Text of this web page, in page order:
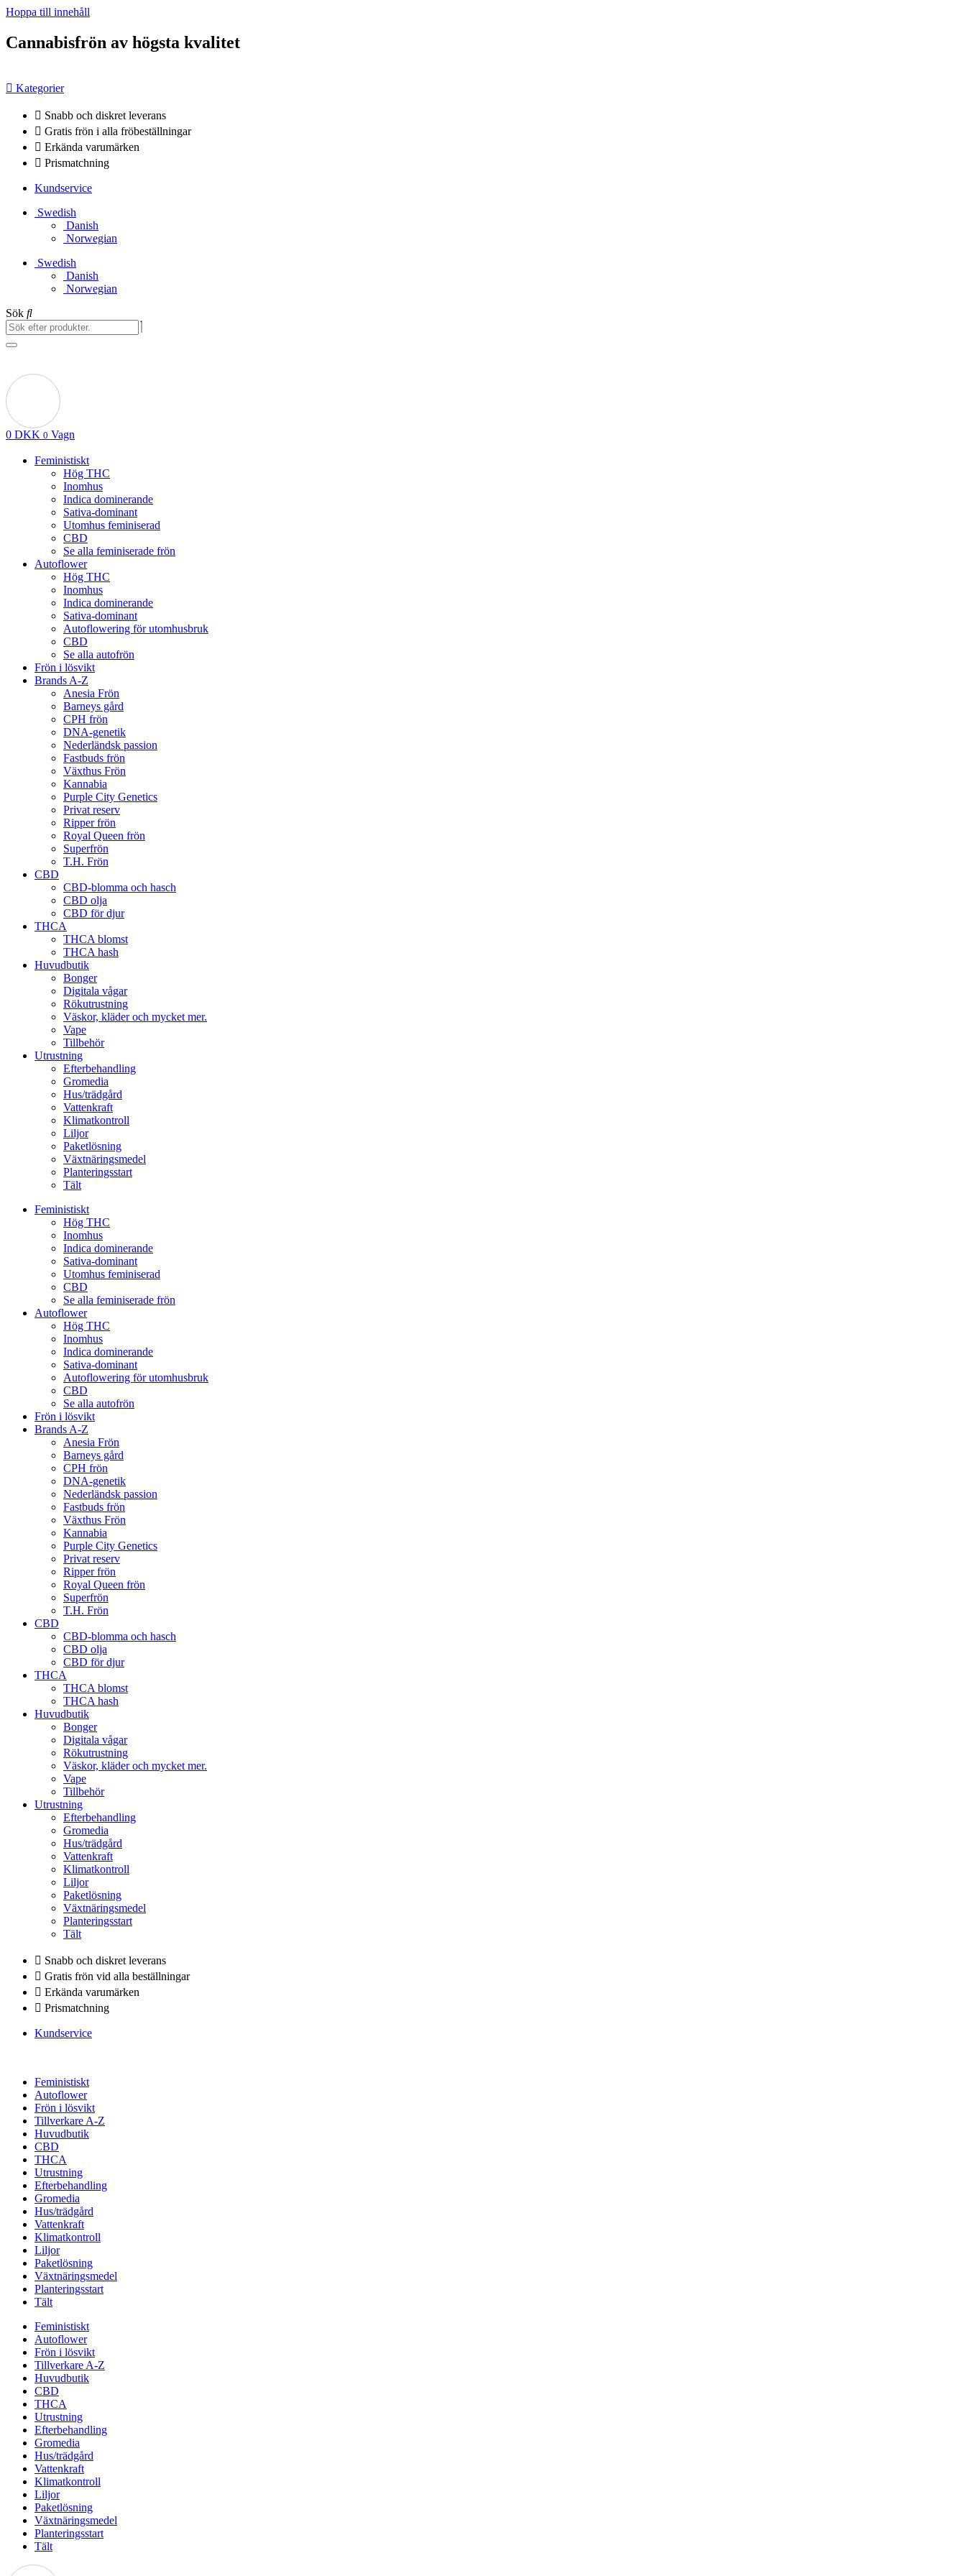
Hoppa till innehåll
Cannabisfrön av högsta kvalitet
Kategorier
Snabb och diskret leverans
Gratis frön i alla fröbeställningar
Erkända varumärken
Prismatchning
Kundservice
Swedish
Danish
Norwegian
Swedish
Danish
Norwegian
Sök
0 DKK 0 Vagn
Feministiskt
Hög THC
Inomhus
Indica dominerande
Sativa-dominant
Utomhus feminiserad
CBD
Se alla feminiserade frön
Autoflower
Hög THC
Inomhus
Indica dominerande
Sativa-dominant
Autoflowering för utomhusbruk
CBD
Se alla autofrön
Frön i lösvikt
Brands A-Z
Anesia Frön
Barneys gård
CPH frön
DNA-genetik
Nederländsk passion
Fastbuds frön
Växthus Frön
Kannabia
Purple City Genetics
Privat reserv
Ripper frön
Royal Queen frön
Superfrön
T.H. Frön
CBD
CBD-blomma och hasch
CBD olja
CBD för djur
THCA
THCA blomst
THCA hash
Huvudbutik
Bonger
Digitala vågar
Rökutrustning
Väskor, kläder och mycket mer.
Vape
Tillbehör
Utrustning
Efterbehandling
Gromedia
Hus/trädgård
Vattenkraft
Klimatkontroll
Liljor
Paketlösning
Växtnäringsmedel
Planteringsstart
Tält
Feministiskt
Hög THC
Inomhus
Indica dominerande
Sativa-dominant
Utomhus feminiserad
CBD
Se alla feminiserade frön
Autoflower
Hög THC
Inomhus
Indica dominerande
Sativa-dominant
Autoflowering för utomhusbruk
CBD
Se alla autofrön
Frön i lösvikt
Brands A-Z
Anesia Frön
Barneys gård
CPH frön
DNA-genetik
Nederländsk passion
Fastbuds frön
Växthus Frön
Kannabia
Purple City Genetics
Privat reserv
Ripper frön
Royal Queen frön
Superfrön
T.H. Frön
CBD
CBD-blomma och hasch
CBD olja
CBD för djur
THCA
THCA blomst
THCA hash
Huvudbutik
Bonger
Digitala vågar
Rökutrustning
Väskor, kläder och mycket mer.
Vape
Tillbehör
Utrustning
Efterbehandling
Gromedia
Hus/trädgård
Vattenkraft
Klimatkontroll
Liljor
Paketlösning
Växtnäringsmedel
Planteringsstart
Tält
Snabb och diskret leverans
Gratis frön vid alla beställningar
Erkända varumärken
Prismatchning
Kundservice
Feministiskt
Autoflower
Frön i lösvikt
Tillverkare A-Z
Huvudbutik
CBD
THCA
Utrustning
Efterbehandling
Gromedia
Hus/trädgård
Vattenkraft
Klimatkontroll
Liljor
Paketlösning
Växtnäringsmedel
Planteringsstart
Tält
Feministiskt
Autoflower
Frön i lösvikt
Tillverkare A-Z
Huvudbutik
CBD
THCA
Utrustning
Efterbehandling
Gromedia
Hus/trädgård
Vattenkraft
Klimatkontroll
Liljor
Paketlösning
Växtnäringsmedel
Planteringsstart
Tält